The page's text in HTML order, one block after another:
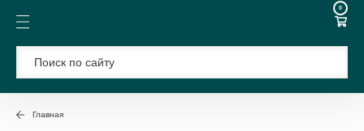
0
Главная